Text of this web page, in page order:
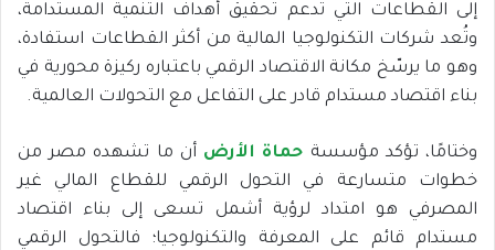
إلى القطاعات التي تدعم تحقيق أهداف التنمية المستدامة،
وتُعد شركات التكنولوجيا المالية من أكثر القطاعات استفادة،
وهو ما يرسّخ مكانة الاقتصاد الرقمي باعتباره ركيزة محورية في
بناء اقتصاد مستدام قادر على التفاعل مع التحولات العالمية.
وختامًا، تؤكد مؤسسة حماة الأرض أن ما تشهده مصر من
خطوات متسارعة في التحول الرقمي للقطاع المالي غير
المصرفي هو امتداد لرؤية أشمل تسعى إلى بناء اقتصاد
مستدام قائم على المعرفة والتكنولوجيا؛ فالتحول الرقمي